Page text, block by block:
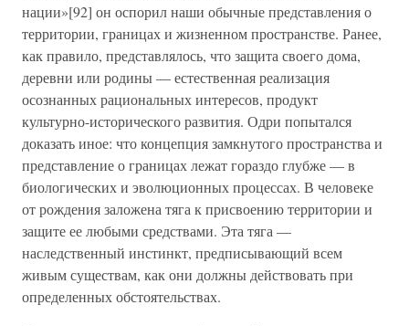
нации»[92] он оспорил наши обычные представления о
территории, границах и жизненном пространстве. Ранее,
как правило, представлялось, что защита своего дома,
деревни или родины — естественная реализация
осознанных рациональных интересов, продукт
культурно-исторического развития. Одри попытался
доказать иное: что концепция замкнутого пространства и
представление о границах лежат гораздо глубже — в
биологических и эволюционных процессах. В человеке
от рождения заложена тяга к присвоению территории и
защите ее любыми средствами. Эта тяга —
наследственный инстинкт, предписывающий всем
живым существам, как они должны действовать при
определенных обстоятельствах.